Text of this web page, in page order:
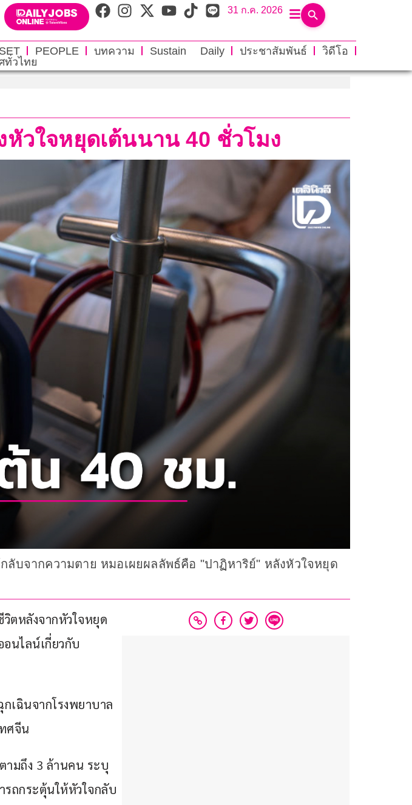
31 ก.ค. 2026
PEOPLE บทความ Sustain Daily ประชาสัมพันธ์
วิดีโอ
ทั่วไทย
วใจหยุดเต้นนาน 40 ชั่วโมง
บจากความตาย หมอเผยผลลัพธ์คือ "ปาฏิหาริย์" หลังหัวใจหยุด
ตหลังจากหัวใจหยุด
นไลน์เกี่ยวกับ
เฉินจากโรงพยาบาล
ศจีน
ามถึง 3 ล้านคน ระบุ
ถกระตุ้นให้หัวใจกลับ